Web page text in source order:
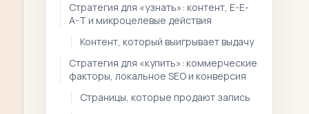
Стратегия для «узнать»: контент, E-E-
A-T и микроцелевые действия
Контент, который выигрывает выдачу
Стратегия для «купить»: коммерческие
факторы, локальное SEO и конверсия
Страницы, которые продают запись